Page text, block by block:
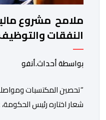
النفقات
الدولة الاجتماعية
بواسطة أحداث.أنفو
“تحصين المكتسبات
شعار اختاره رئيس